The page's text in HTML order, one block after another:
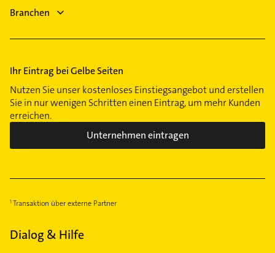
Obertürkheim
Rotenberg
Süd
Sommerrain
Untertürkheim
Wangen
Weilimdorf
Zuffenhausen
Immobilienmakler
Branchen
Ihr Eintrag bei Gelbe Seiten
Nutzen Sie unser kostenloses Einstiegsangebot und erstellen
Sie in nur wenigen Schritten einen Eintrag, um mehr Kunden
erreichen.
Unternehmen eintragen
Transaktion über externe Partner
Dialog & Hilfe